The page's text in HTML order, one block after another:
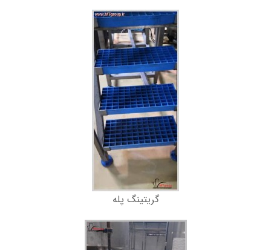
گریتینگ پله